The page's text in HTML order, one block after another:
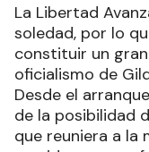
La Libertad
soledad, por lo
constituir un
oficialismo de
Desde el
de la posibilidad
que reuniera a la